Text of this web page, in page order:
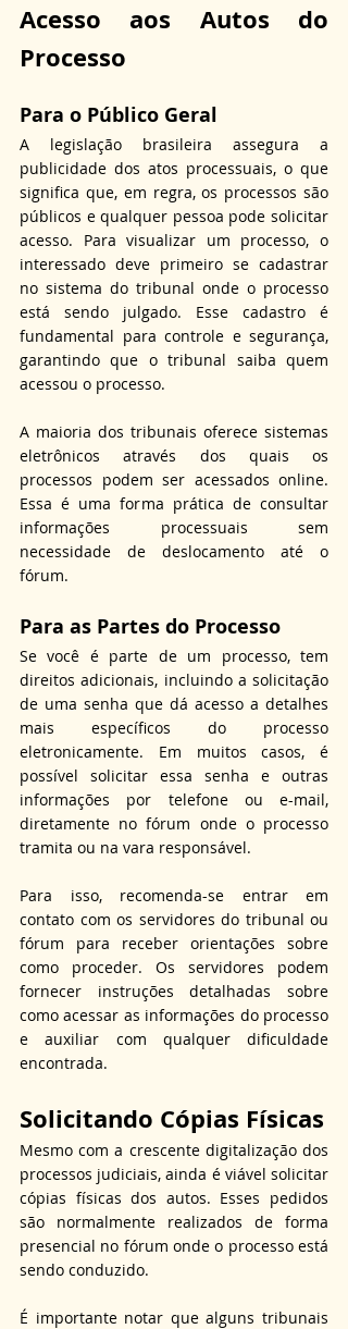
Acesso aos Autos do
Processo
Para o Público Geral
A legislação brasileira assegura a
publicidade dos atos processuais, o que
significa que, em regra, os processos são
públicos e qualquer pessoa pode solicitar
acesso. Para visualizar um processo, o
interessado deve primeiro se cadastrar
no sistema do tribunal onde o processo
está sendo julgado. Esse cadastro é
fundamental para controle e segurança,
garantindo que o tribunal saiba quem
acessou o processo.
A maioria dos tribunais oferece sistemas
eletrônicos através dos quais os
processos podem ser acessados online.
Essa é uma forma prática de consultar
informações processuais sem
necessidade de deslocamento até o
fórum.
Para as Partes do Processo
Se você é parte de um processo, tem
direitos adicionais, incluindo a solicitação
de uma senha que dá acesso a detalhes
mais específicos do processo
eletronicamente. Em muitos casos, é
possível solicitar essa senha e outras
informações por telefone ou e-mail,
diretamente no fórum onde o processo
tramita ou na vara responsável.
Para isso, recomenda-se entrar em
contato com os servidores do tribunal ou
fórum para receber orientações sobre
como proceder. Os servidores podem
fornecer instruções detalhadas sobre
como acessar as informações do processo
e auxiliar com qualquer dificuldade
encontrada.
Solicitando Cópias Físicas
Mesmo com a crescente digitalização dos
processos judiciais, ainda é viável solicitar
cópias físicas dos autos. Esses pedidos
são normalmente realizados de forma
presencial no fórum onde o processo está
sendo conduzido.
É importante notar que alguns tribunais